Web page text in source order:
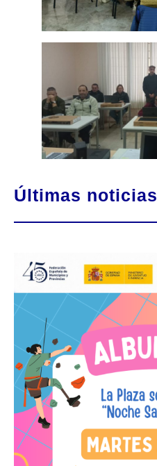
Últimas noticias